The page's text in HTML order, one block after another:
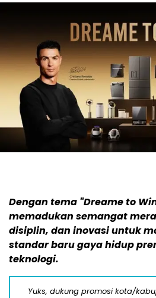
Dengan tema "Dreame to
memadukan semangat
disiplin, dan inovasi untuk
standar baru gaya hidup
teknologi.
Yuks, dukung promosi kota/